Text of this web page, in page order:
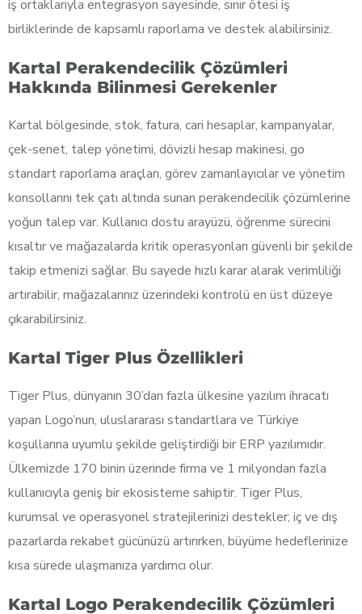
iş ortaklarıyla entegrasyon sayesinde, sınır ötesi iş
birliklerinde de kapsamlı raporlama ve destek alabilirsiniz.
Kartal Perakendecilik Çözümleri
Hakkında Bilinmesi Gerekenler
Kartal bölgesinde, stok, fatura, cari hesaplar, kampanyalar,
çek-senet, talep yönetimi, dövizli hesap makinesi, go
standart raporlama araçları, görev zamanlayıcılar ve yönetim
konsollarını tek çatı altında sunan perakendecilik çözümlerine
yoğun talep var. Kullanıcı dostu arayüzü, öğrenme sürecini
kısaltır ve mağazalarda kritik operasyonları güvenli bir şekilde
takip etmenizi sağlar. Bu sayede hızlı karar alarak verimliliği
artırabilir, mağazalarınız üzerindeki kontrolü en üst düzeye
çıkarabilirsiniz.
Kartal Tiger Plus Özellikleri
Tiger Plus, dünyanın 30’dan fazla ülkesine yazılım ihracatı
yapan Logo’nun, uluslararası standartlara ve Türkiye
koşullarına uyumlu şekilde geliştirdiği bir ERP yazılımıdır.
Ülkemizde 170 binin üzerinde firma ve 1 milyondan fazla
kullanıcıyla geniş bir ekosisteme sahiptir. Tiger Plus,
kurumsal ve operasyonel stratejilerinizi destekler; iç ve dış
pazarlarda rekabet gücünüzü artırırken, büyüme hedeflerinize
kısa sürede ulaşmanıza yardımcı olur.
Kartal Logo Perakendecilik Çözümleri